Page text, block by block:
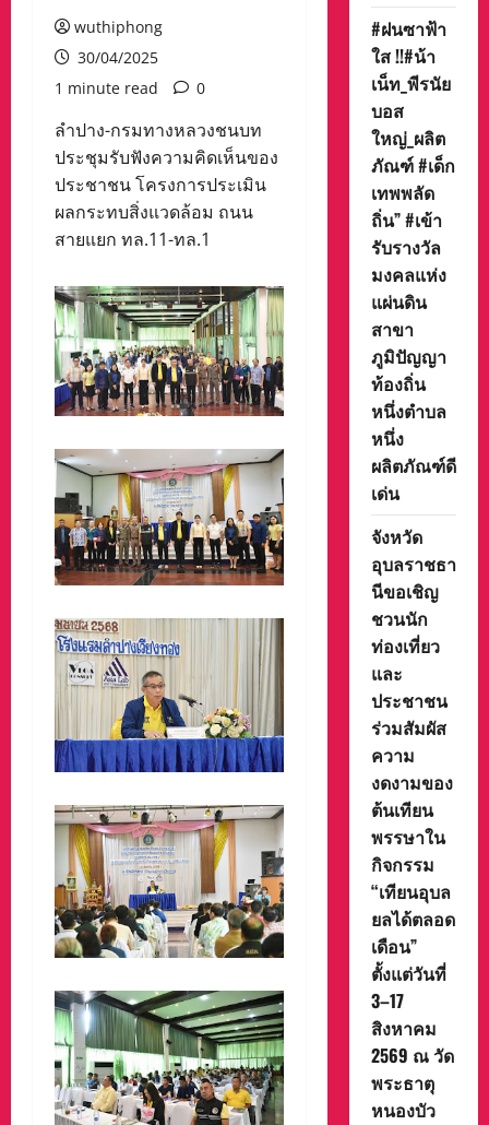
wuthiphong
30/04/2025
1 minute read
0
ลำปาง-กรมทางหลวงชนบท
ประชุมรับฟังความคิดเห็นของ
ประชาชน โครงการประเมิน
ผลกระทบสิ่งแวดล้อม ถนน
สายแยก ทล.11-ทล.1
#ฝนซาฟ้า
ใส !!#น้า
เน็ท_พีรนัย
บอส
ใหญ่_ผลิต
ภัณฑ์ #เด็ก
เทพพลัด
ถิ่น” #เข้า
รับรางวัล
มงคลแห่ง
แผ่นดิน
สาขา
ภูมิปัญญา
ท้องถิ่น
หนึ่งตำบล
หนึ่ง
ผลิตภัณฑ์ดี
เด่น
จังหวัด
อุบลราชธา
นีขอเชิญ
ชวนนัก
ท่องเที่ยว
และ
ประชาชน
ร่วมสัมผัส
ความ
งดงามของ
ต้นเทียน
พรรษาใน
กิจกรรม
“เทียนอุบล
ยลได้ตลอด
เดือน”
ตั้งแต่วันที่
3–17
สิงหาคม
2569 ณ วัด
พระธาตุ
หนองบัว